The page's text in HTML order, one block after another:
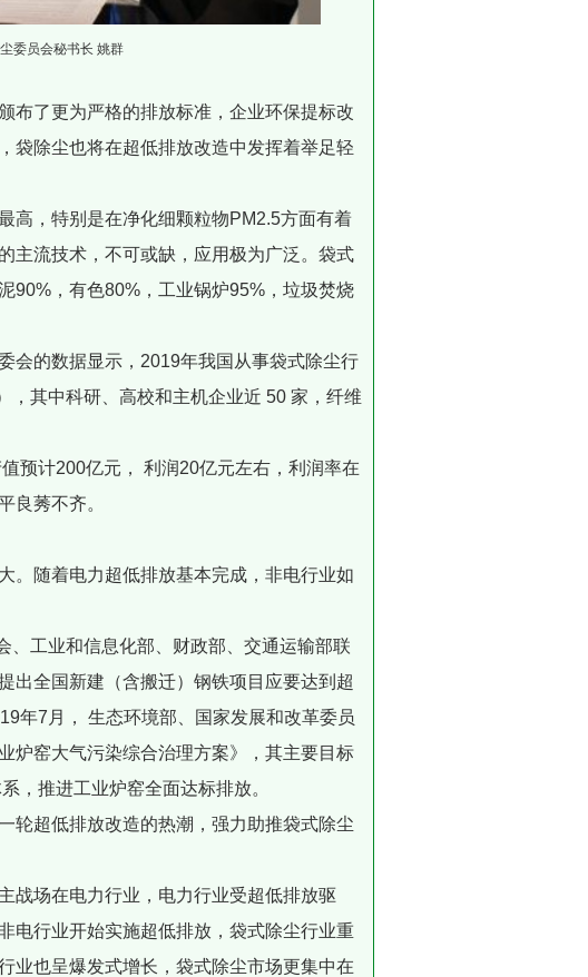
委员会秘书长 姚群
布了更为严格的排放标准，企业环保提标改
袋除尘也将在超低排放改造中发挥着举足轻
高，特别是在净化细颗粒物PM2.5方面有着
主流技术，不可或缺，应用极为广泛。袋式
90%，有色80%，工业锅炉95%，垃圾焚烧
会的数据显示，2019年我国从事袋式除尘行
，其中科研、高校和主机企业近 50 家，纤维
预计200亿元， 利润20亿元左右，利润率在
良莠不齐。
。随着电力超低排放基本完成，非电行业如
、工业和信息化部、财政部、交通运输部联
出全国新建（含搬迁）钢铁项目应要达到超
年7月， 生态环境部、国家发展和改革委员
炉窑大气污染综合治理方案》，其主要目标
，推进工业炉窑全面达标排放。
轮超低排放改造的热潮，强力助推袋式除尘
战场在电力行业，电力行业受超低排放驱
电行业开始实施超低排放，袋式除尘行业重
业也呈爆发式增长，袋式除尘市场更集中在